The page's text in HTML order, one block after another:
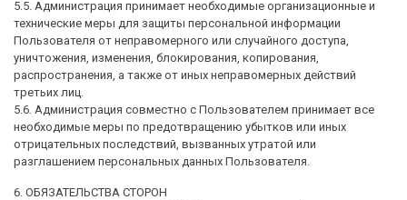
5.5. Администрация принимает необходимые организационные и
технические меры для защиты персональной информации
Пользователя от неправомерного или случайного доступа,
уничтожения, изменения, блокирования, копирования,
распространения, а также от иных неправомерных действий
третьих лиц.
5.6. Администрация совместно с Пользователем принимает все
необходимые меры по предотвращению убытков или иных
отрицательных последствий, вызванных утратой или
разглашением персональных данных Пользователя.
6. ОБЯЗАТЕЛЬСТВА СТОРОН